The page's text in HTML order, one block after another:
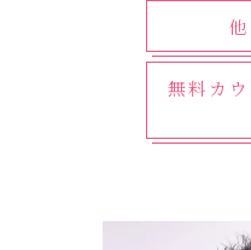
無料カ